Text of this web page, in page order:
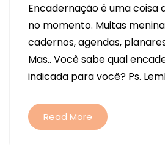
Encadernação é uma coisa
no momento. Muitas
cadernos, agendas,
Mas.. Você sabe qual
indicada para você? Ps.
Read More